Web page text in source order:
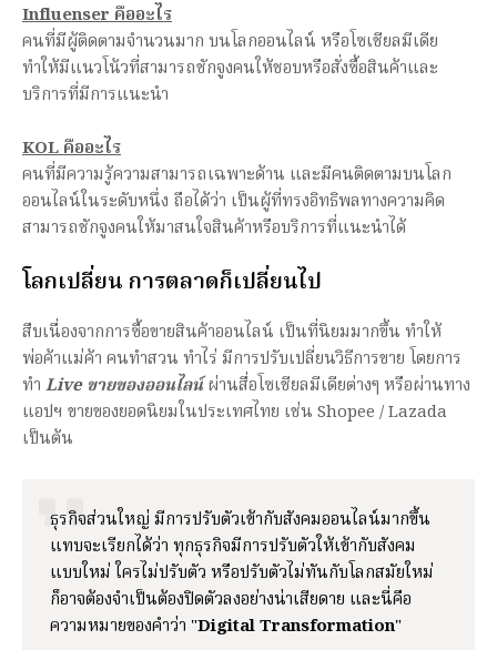
Influenser คืออะไร
คนที่มีผู้ติดตามจำนวนมาก บนโลกออนไลน์ หรือโซเชียลมีเดีย
ทำให้มีแนวโน้วที่สามารถชักจูงคนให้ชอบหรือสั่งซื้อสินค้าและ
บริการที่มีการแนะนำ
KOL คืออะไร
คนที่มีความรู้ความสามารถเฉพาะด้าน และมีคนติดตามบนโลก
ออนไลน์ในระดับหนึ่ง ถือได้ว่า เป็นผู้ที่ทรงอิทธิพลทางความคิด
สามารถชักจูงคนให้มาสนใจสินค้าหรือบริการที่แนะนำได้
โลกเปลี่ยน การตลาดก็เปลี่ยนไป
สืบเนื่องจากการซื้อขายสินค้าออนไลน์ เป็นที่นิยมมากขึ้น ทำให้
พ่อค้าแม่ค้า คนทำสวน ทำไร่ มีการปรับเปลี่ยนวิธีการขาย โดยการ
ทำ Live ขายของออนไลน์ผ่านสื่อโซเชียลมีเดียต่างๆ หรือผ่านทาง
แอปฯ ขายของยอดนิยมในประเทศไทย เช่น Shopee / Lazada
เป็นต้น
ธุรกิจส่วนใหญ่ มีการปรับตัวเข้ากับสังคมออนไลน์มากขึ้น
แทบจะเรียกได้ว่า ทุกธุรกิจมีการปรับตัวให้เข้ากับสังคม
แบบใหม่ ใครไม่ปรับตัว หรือปรับตัวไม่ทันกับโลกสมัยใหม่
ก็อาจต้องจำเป็นต้องปิดตัวลงอย่างน่าเสียดาย และนี่คือ
ความหมายของคำว่า "Digital Transformation"